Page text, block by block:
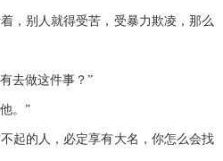
别人就得受苦，受暴力欺凌，那么
去做这件事？”
。”
的人，必定享有大名，你怎么会找